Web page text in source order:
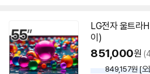
LG전자 울트라
이)
851,000원
849,157원 [오